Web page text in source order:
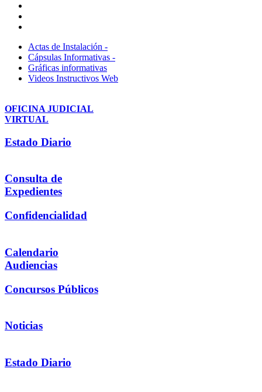
Actas de Instalación -
Cápsulas Informativas -
Gráficas informativas
Videos Instructivos Web
OFICINA JUDICIAL
VIRTUAL
Estado Diario
Consulta de
Expedientes
Confidencialidad
Calendario
Audiencias
Concursos Públicos
Noticias
Estado Diario